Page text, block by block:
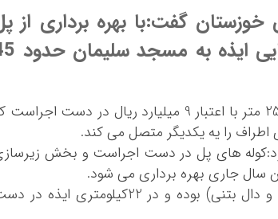
خوزستان گفت:با بهره برداری از
شور باریک ایذه، فاصله مسیر
به گزارش ایزنا؛ پوریا دشتی زاده اظهار کرد: این پل با دهانه 25 متر با اعتبار 9 میلیارد ریال در دست
اطراف را یه یکدیگر متصل می کند.
طرح از 22 مرداد امسال، افزود:کوله های پل در دست اجراست و بخش
سال جاری بهره برداری می شود.
دشتی زاده ادامه داد:این پل از نوع فلزی – بتنی (تیر فلزی و دال بتنی) بوده و در 22کیلومتری